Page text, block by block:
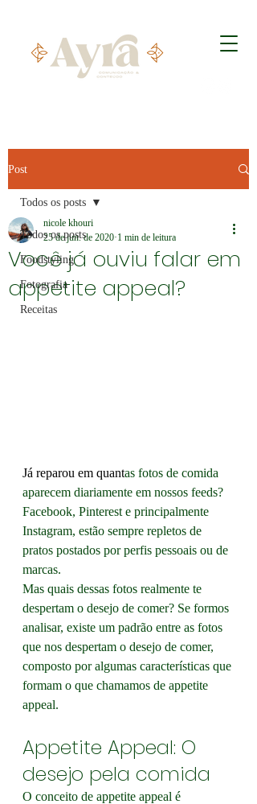
Post
Todos os posts
Foodstyling
Fotografia
Receitas
Todos os posts
Você já ouviu falar em
appetite appeal?
nicole khouri
25 de jun. de 2020 1 min de leitura
Já reparou em quantas fotos de comida
aparecem diariamente em nossos feeds?
Facebook, Pinterest e principalmente
Instagram, estão sempre repletos de
pratos postados por perfis pessoais ou de
marcas.
Mas quais dessas fotos realmente te
despertam o desejo de comer? Se formos
analisar, existe um padrão entre as fotos
que nos despertam o desejo de comer,
composto por algumas características que
formam o que chamamos de appetite
appeal.
Appetite Appeal: O
desejo pela comida
O conceito de appetite appeal é